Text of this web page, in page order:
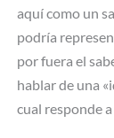
aquí como un
podría
por fuera el
hablar de una
cual responde